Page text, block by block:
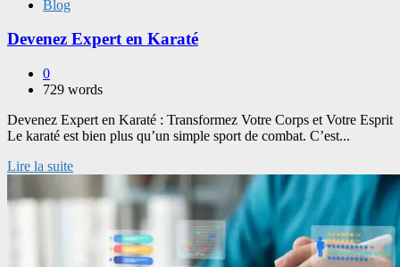
Blog
Devenez Expert en Karaté
0
729 words
Devenez Expert en Karaté : Transformez Votre Corps et Votre Esprit
Le karaté est bien plus qu’un simple sport de combat. C’est...
Lire la suite